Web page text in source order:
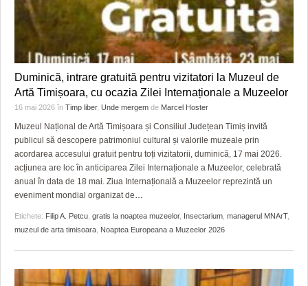
Duminică, intrare gratuită pentru vizitatori la Muzeul de
Artă Timișoara, cu ocazia Zilei Internaționale a Muzeelor
16 mai 2026 în Timp liber, Unde mergem de Marcel Hoster
Muzeul Național de Artă Timișoara și Consiliul Județean Timiș invită
publicul să descopere patrimoniul cultural și valorile muzeale prin
acordarea accesului gratuit pentru toți vizitatorii, duminică, 17 mai 2026.
acțiunea are loc în anticiparea Zilei Internaționale a Muzeelor, celebrată
anual în data de 18 mai. Ziua Internațională a Muzeelor reprezintă un
eveniment mondial organizat de
Etichete: Filip A. Petcu gratis la noaptea muzeelor, Insectarium managerul MNArT,
muzeul de arta timisoara Noaptea Europeana a Muzeelor 2026